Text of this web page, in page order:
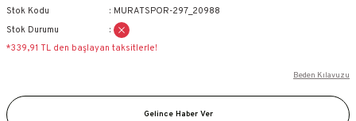
Stok Kodu
MURATSPOR-297_20988
Stok Durumu
*339,91 TL den başlayan taksitlerle!
Beden Kılavuzu
Gelince Haber Ver